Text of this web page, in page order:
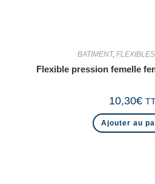
BATIMENT,
Flexible pression femelle
10,30€
Ajouter au